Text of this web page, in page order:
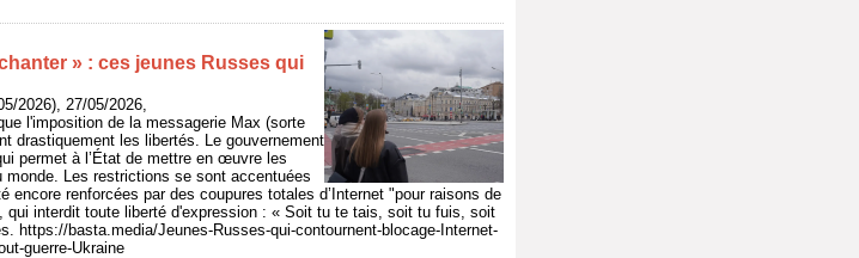
» : ces jeunes Russes qui
2026), 27/05/2026,
l'imposition de la messagerie Max (sorte
drastiquement les libertés. Le gouvernement
permet à l’État de mettre en œuvre les
monde. Les restrictions se sont accentuées
encore renforcées par des coupures totales d’Internet "pour raisons de
interdit toute liberté d'expression : « Soit tu te tais, soit tu fuis, soit
https://basta.media/Jeunes-Russes-qui-contournent-blocage-Internet-
guerre-Ukraine